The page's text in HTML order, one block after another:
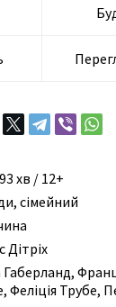
хв / 12+
, сімейний
Дітріх
,
, Феліція Трубе,